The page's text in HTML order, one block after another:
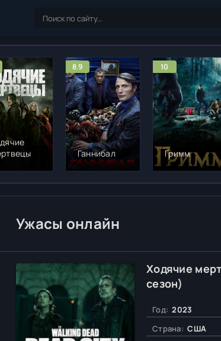
8.9
Ганнибал
10
Гримм
Ужасы онлайн
Ходячие
сезон)
Год: 2023
Страна: США